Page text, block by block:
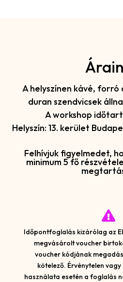
A helyszínen kávé, forró
duran szendvicsek
A workshop
Helyszín: 13. kerület
Felhívjuk figyelmedet,
minimum 5 fő

Időpontfoglalás kizárólag az
megvásárolt voucher
voucher kódjának
kötelező. Érvénytelen
használata esetén a foglalás